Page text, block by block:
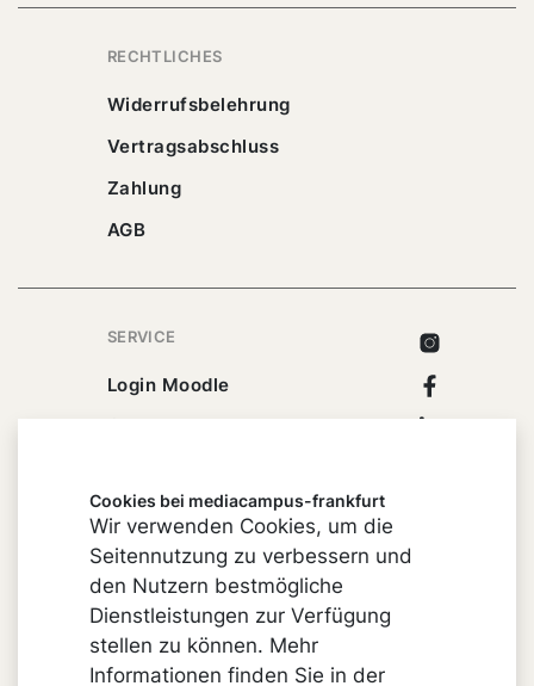
RECHTLICHES
Widerrufsbelehrung
Vertragsabschluss
Zahlung
AGB
SERVICE
Login Moodle
Campusbuchhandlung
Instagram
Facebook
Linkedin
Impressum
Cookies bei mediacampus-frankfurt
Wir verwenden Cookies, um die
Seitennutzung zu verbessern und
den Nutzern bestmögliche
Dienstleistungen zur Verfügung
stellen zu können. Mehr
Informationen finden Sie in der